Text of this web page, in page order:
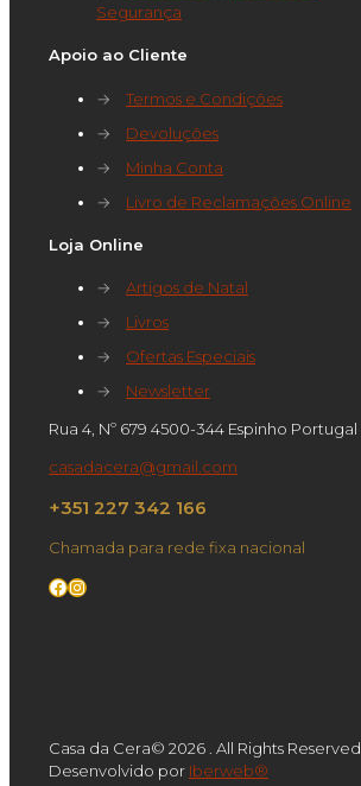
Segurança
Apoio ao Cliente
→
Termos e Condições
→
Devoluções
→
Minha Conta
→
Livro de Reclamações Online
Loja Online
→
Artigos de Natal
→
Livros
→
Ofertas Especiais
→
Newsletter
Rua 4, Nº 679 4500-344 Espinho Portugal
casadacera@gmail.com
+351 227 342 166
Chamada para rede fixa nacional
Facebook
Instagram
Casa da Cera© 2026 . All Rights Reserved.
Desenvolvido por Iberweb®